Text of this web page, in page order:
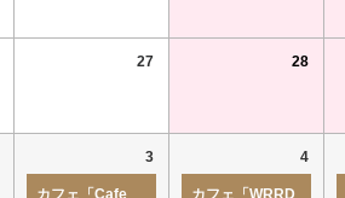
27 28
3
カフェ「Cafe
4
カフェ「WRRD